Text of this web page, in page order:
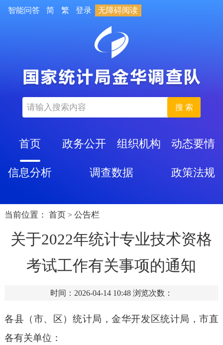
智能问答 简 繁 登录 无障碍阅读
搜 索
首页 政务公开 组织机构 动态要情
信息分析 调查数据 政策法规
当前位置： 首页 > 公告栏
关于2022年统计专业技术资格
考试工作有关事项的通知
时间：2026-04-14 10:48 浏览次数：
各县（市、区）统计局，金华开发区统计局，市直
各有关单位：